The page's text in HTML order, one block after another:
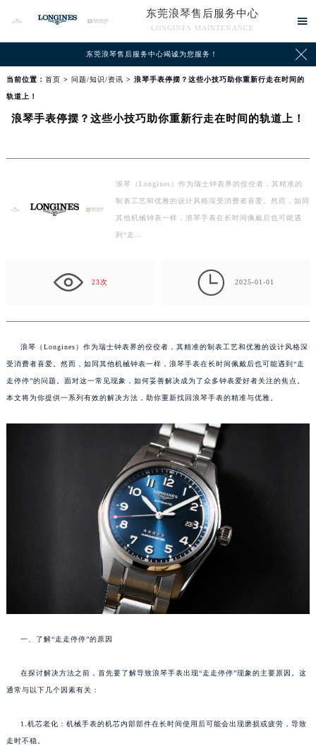
东莞浪琴售后服务中心
LONGINES MAINTENANCE

东莞浪琴售后服务中心竭诚为您服务！ 
当前位置： 首页 > 问题/知识/资讯 > 浪琴手表停摆？这些小技巧助你重新行走在时间的
轨道上！
浪琴手表停摆？这些小技巧助你重新行走在时间的轨道上！
浪琴（Longines）作为瑞士钟表界的佼佼者，其精准的
制表工艺和优雅的设计风格深受消费者喜爱。然而，如同
其他机械钟表一样，浪琴手表在长时间佩戴后也可能遇
到“走…
23次  2025-01-01
浪琴（Longines）作为瑞士钟表界的佼佼者，其精准的制表工艺和优雅的设计风格深
受消费者喜爱。然而，如同其他机械钟表一样，浪琴手表在长时间佩戴后也可能遇到“走
走停停”的问题。面对这一常见现象，如何妥善解决成为了众多钟表爱好者关注的焦点。
本文将为你提供一系列有效的解决方法，助你重新找回浪琴手表的精准与优雅。
一、了解“走走停停”的原因
在探讨解决方法之前，首先要了解导致浪琴手表出现“走走停停”现象的主要原因。这
通常与以下几个因素有关：
1.机芯老化：机械手表的机芯内部部件在长时间使用后可能会出现磨损或疲劳，导致
走时不稳。